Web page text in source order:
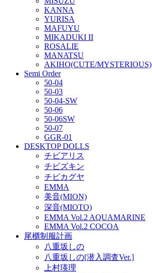
KANNA
YURISA
MAFUYU
MIKADUKI II
ROSALIE
MANATSU
AKIHO(CUTE/MYSTERIOUS)
Semi Order
50-04
50-03
50-04-SW
50-06
50-06SW
50-07
GGR-01
DESKTOP DOLLS
チビアリス
チビズキン
チビカグヤ
EMMA
美音(MION)
深音(MIOTO)
EMMA Vol.2 AQUAMARINE
EMMA Vol.2 COCOA
尾櫃制服計画
八重坂しの
八重坂しの[潜入調査Ver.]
上村瑛理